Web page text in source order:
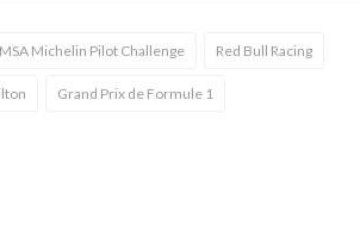
Michelin Pilot Challenge Red Bull Racing
Grand Prix de Formule 1